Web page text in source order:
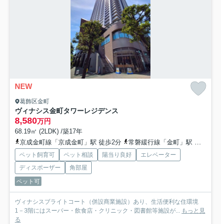
NEW
葛飾区金町
ヴィナシス金町タワーレジデンス
8,580万円
68.19㎡ (2LDK) /築17年
京成金町線「京成金町」駅 徒歩2分
常磐緩行線「金町」駅 徒歩2分
ペット飼育可 ペット相談 陽当り良好
エレベーター
ディスポーザー
角部屋
ペット可
ヴィナシスブライトコート（併設商業施設）あり、生活便利な住環境
1－3階にはスーパー・飲食店・クリニック・図書館等施設が... もっと見
る